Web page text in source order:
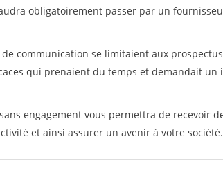
obligatoirement passer par un
communication se limitaient aux
qui prenaient du temps et demandait un
engagement vous permettra de recevoir
et ainsi assurer un avenir à votre société.